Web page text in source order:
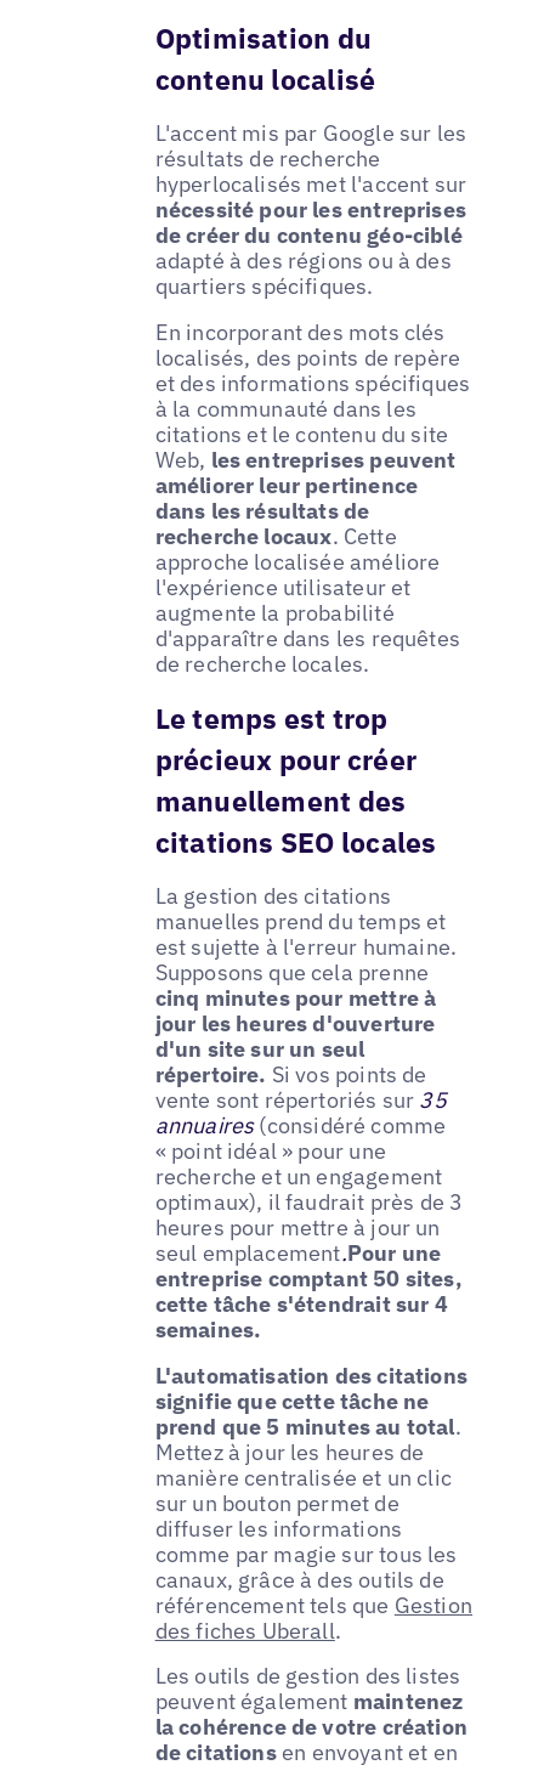
Optimisation du
contenu localisé
L'accent mis par Google sur les
résultats de recherche
hyperlocalisés met l'accent sur
nécessité pour les entreprises
de créer du contenu géo-ciblé
adapté à des régions ou à des
quartiers spécifiques.
En incorporant des mots clés
localisés, des points de repère
et des informations spécifiques
à la communauté dans les
citations et le contenu du site
Web, les entreprises peuvent
améliorer leur pertinence
dans les résultats de
recherche locaux. Cette
approche localisée améliore
l'expérience utilisateur et
augmente la probabilité
d'apparaître dans les requêtes
de recherche locales.
Le temps est trop
précieux pour créer
manuellement des
citations SEO locales
La gestion des citations
manuelles prend du temps et
est sujette à l'erreur humaine.
Supposons que cela prenne
cinq minutes pour mettre à
jour les heures d'ouverture
d'un site sur un seul
répertoire. Si vos points de
vente sont répertoriés sur 35
annuaires(considéré comme
« point idéal » pour une
recherche et un engagement
optimaux), il faudrait près de 3
heures pour mettre à jour un
seul emplacement.Pour une
entreprise comptant 50 sites,
cette tâche s'étendrait sur 4
semaines.
L'automatisation des citations
signifie que cette tâche ne
prend que 5 minutes au total.
Mettez à jour les heures de
manière centralisée et un clic
sur un bouton permet de
diffuser les informations
comme par magie sur tous les
canaux, grâce à des outils de
référencement tels que Gestion
des fiches Uberall.
Les outils de gestion des listes
peuvent également maintenez
la cohérence de votre création
de citationsen envoyant et en